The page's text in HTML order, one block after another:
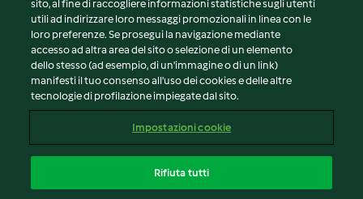
© Copyright 2026
Termini del servizio
Informativa sulla privacy
Avvertenze generali
Note legali
Contenuto del rapporto
Dichiarazione di accessibilità
sito, al fine di raccogliere informazioni statistiche sugli utenti
utili ad indirizzare loro messaggi promozionali in linea con le
loro preferenze. Se prosegui la navigazione mediante
accesso ad altra area del sito o selezione di un elemento
dello stesso (ad esempio, di un'immagine o di un link)
manifesti il tuo consenso all'uso dei cookies e delle altre
tecnologie di profilazione impiegate dal sito.
Impostazioni cookie
Rifiuta tutti